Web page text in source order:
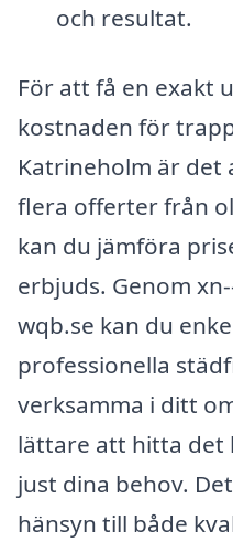
och resultat.
För att få en exakt
kostnaden för
Katrineholm är det
flera offerter från
kan du jämföra
erbjuds. Genom
wqb.se kan du
professionella
verksamma i ditt
lättare att hitta det
just dina behov.
hänsyn till både